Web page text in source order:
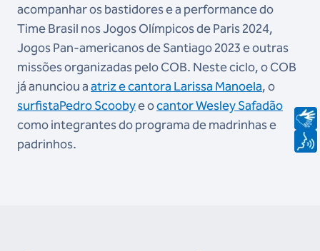
acompanhar os bastidores e a performance do
Time Brasil nos Jogos Olímpicos de Paris 2024,
Jogos Pan-americanos de Santiago 2023 e outras
missões organizadas pelo COB. Neste ciclo, o COB
já anunciou aatriz e cantora Larissa Manoela, o
surfistaPedro Scoobye ocantor Wesley Safadão
como integrantes do programa de madrinhas e
padrinhos.